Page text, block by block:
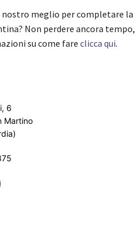
meglio per completare la
Non perdere ancora tempo,
su come fare clicca qui.
6
Martino